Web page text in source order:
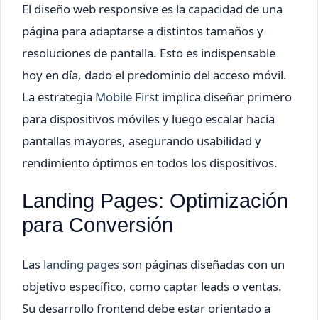
El diseño web responsive es la capacidad de una
página para adaptarse a distintos tamaños y
resoluciones de pantalla. Esto es indispensable
hoy en día, dado el predominio del acceso móvil.
La estrategia Mobile First implica diseñar primero
para dispositivos móviles y luego escalar hacia
pantallas mayores, asegurando usabilidad y
rendimiento óptimos en todos los dispositivos.
Landing Pages: Optimización
para Conversión
Las landing pagesson páginas diseñadas con un
objetivo específico, como captar leads o ventas.
Su desarrollo frontend debe estar orientado a